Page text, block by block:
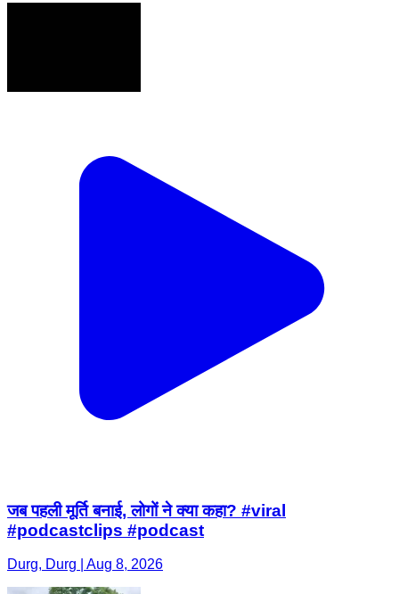
जब पहली मूर्ति बनाई, लोगों ने क्या कहा? #viral
#podcastclips #podcast
Durg, Durg | Aug 8, 2026